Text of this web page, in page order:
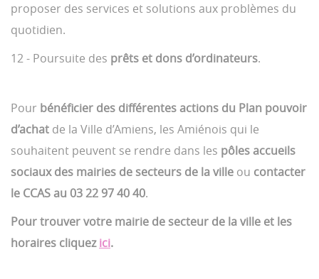
proposer des services et solutions aux problèmes du
quotidien.
12 - Poursuite des prêts et dons d’ordinateurs.
Pour bénéficier des différentes actions du Plan pouvoir
d’achat de la Ville d’Amiens, les Amiénois qui le
souhaitent peuvent se rendre dans les pôles accueils
sociaux des mairies de secteurs de la ville ou contacter
le CCAS au 03 22 97 4040.
Pour trouver votre mairie de secteur de la ville et les
horaires cliquezici.